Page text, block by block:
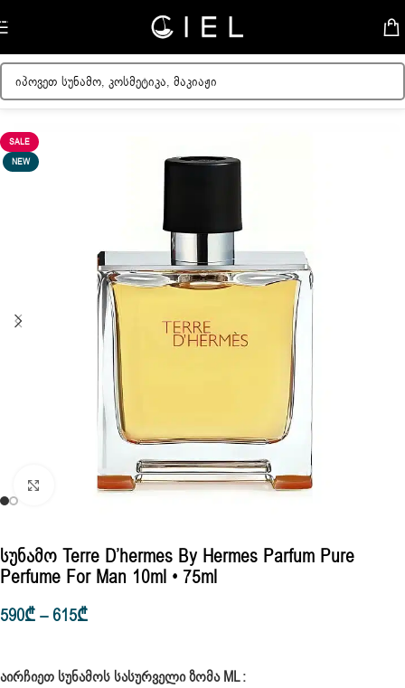
Skip to navigation
მთავარი/მამაკაცის სუნამოები
SALE
NEW
Click to enlarge
Სუნამო Terre D’hermes By Hermes Parfum Pure
Perfume For Man 10ml • 75ml
590₾–615₾
ᲐᲘᲠᲩᲘᲔᲗ ᲡᲣᲜᲐᲛᲝᲡ ᲡᲐᲡᲣᲠᲕᲔᲚᲘ ᲖᲝᲛᲐ ML